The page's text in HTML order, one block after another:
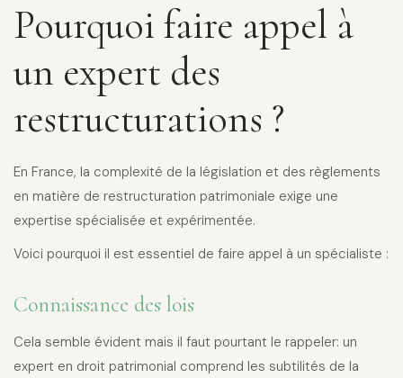
Pourquoi faire appel à
un expert des
restructurations ?
En France, la complexité de la législation et des règlements
en matière de restructuration patrimoniale exige une
expertise spécialisée et expérimentée.
Voici pourquoi il est essentiel de faire appel à un spécialiste :
Connaissance des lois
Cela semble évident mais il faut pourtant le rappeler: un
expert en droit patrimonial comprend les subtilités de la